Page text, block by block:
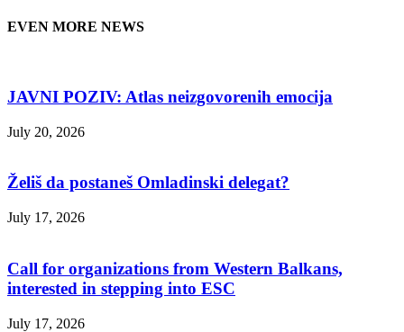
EVEN MORE NEWS
JAVNI POZIV: Atlas neizgovorenih emocija
July 20, 2026
Želiš da postaneš Omladinski delegat?
July 17, 2026
Call for organizations from Western Balkans,
interested in stepping into ESC
July 17, 2026